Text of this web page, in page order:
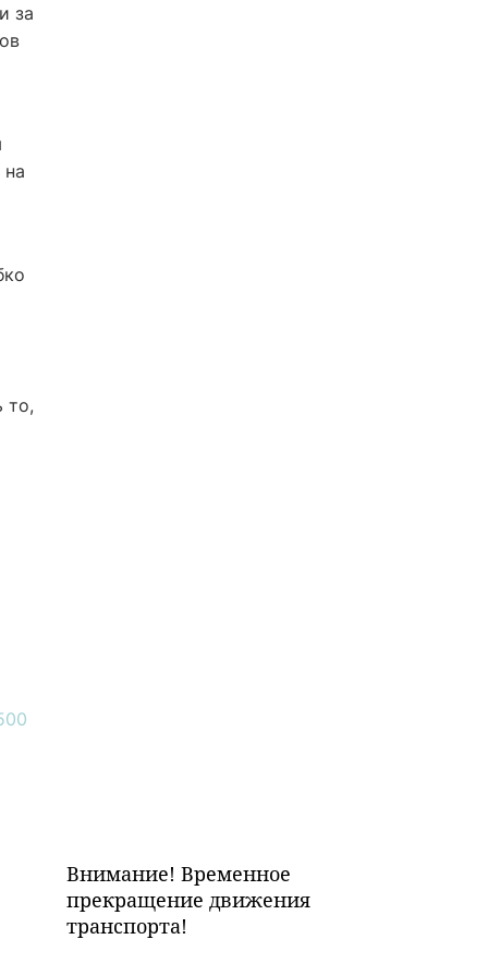
за
то,
Внимание! Временное
прекращение движения
транспорта!